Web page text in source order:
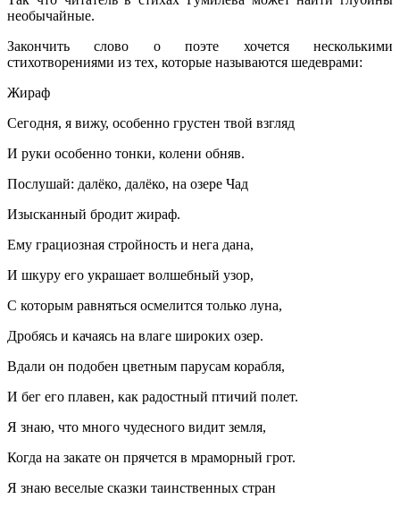
необычайные.
Закончить слово о поэте хочется несколькими
стихотворениями из тех, которые называются шедеврами:
Жираф
Сегодня, я вижу, особенно грустен твой взгляд
И руки особенно тонки, колени обняв.
Послушай: далёко, далёко, на озере Чад
Изысканный бродит жираф.
Ему грациозная стройность и нега дана,
И шкуру его украшает волшебный узор,
С которым равняться осмелится только луна,
Дробясь и качаясь на влаге широких озер.
Вдали он подобен цветным парусам корабля,
И бег его плавен, как радостный птичий полет.
Я знаю, что много чудесного видит земля,
Когда на закате он прячется в мраморный грот.
Я знаю веселые сказки таинственных стран